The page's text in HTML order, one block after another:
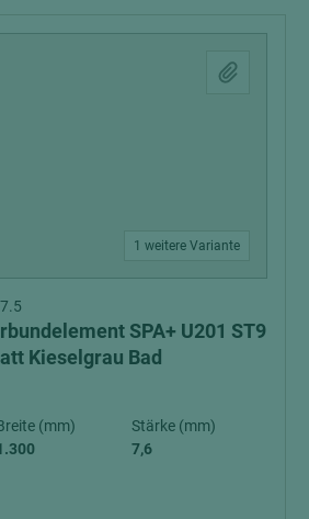
1 weitere Variante
SPA+ U201 ST9
Kieselgrau Bad
(mm)
Stärke (mm)
7,6